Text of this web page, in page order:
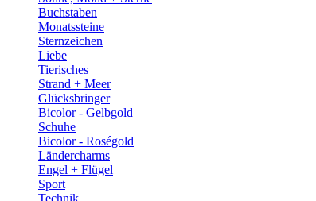
Buchstaben
Monatssteine
Sternzeichen
Liebe
Tierisches
Strand + Meer
Glücksbringer
Bicolor - Gelbgold
Schuhe
Bicolor - Roségold
Ländercharms
Engel + Flügel
Sport
Technik